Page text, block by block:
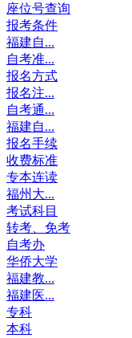
座位号查询
报考条件
福建自...
自考准...
报名方式
报名注...
自考通...
福建自...
报名手续
收费标准
专本连读
福州大...
考试科目
转考、免考
自考办
华侨大学
福建教...
福建医...
专科
本科